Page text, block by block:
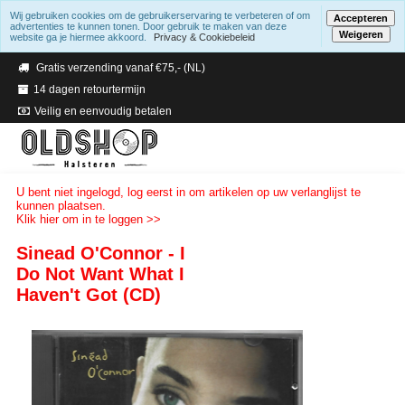
Verzending binnen 2 a 3 werkdagen
Gratis verzending vanaf €75,- (NL)
14 dagen retourtermijn
Veilig en eenvoudig betalen
U bent niet ingelogd, log eerst in om artikelen op uw verlanglijst te
kunnen plaatsen.
Klik hier om in te loggen >>
Sinead O'Connor - I
Do Not Want What I
Haven't Got (CD)
Wij gebruiken cookies om de gebruikerservaring te verbeteren of om
advertenties te kunnen tonen. Door gebruik te maken van deze
website ga je hiermee akkoord.
Privacy & Cookiebeleid
Accepteren
Weigeren